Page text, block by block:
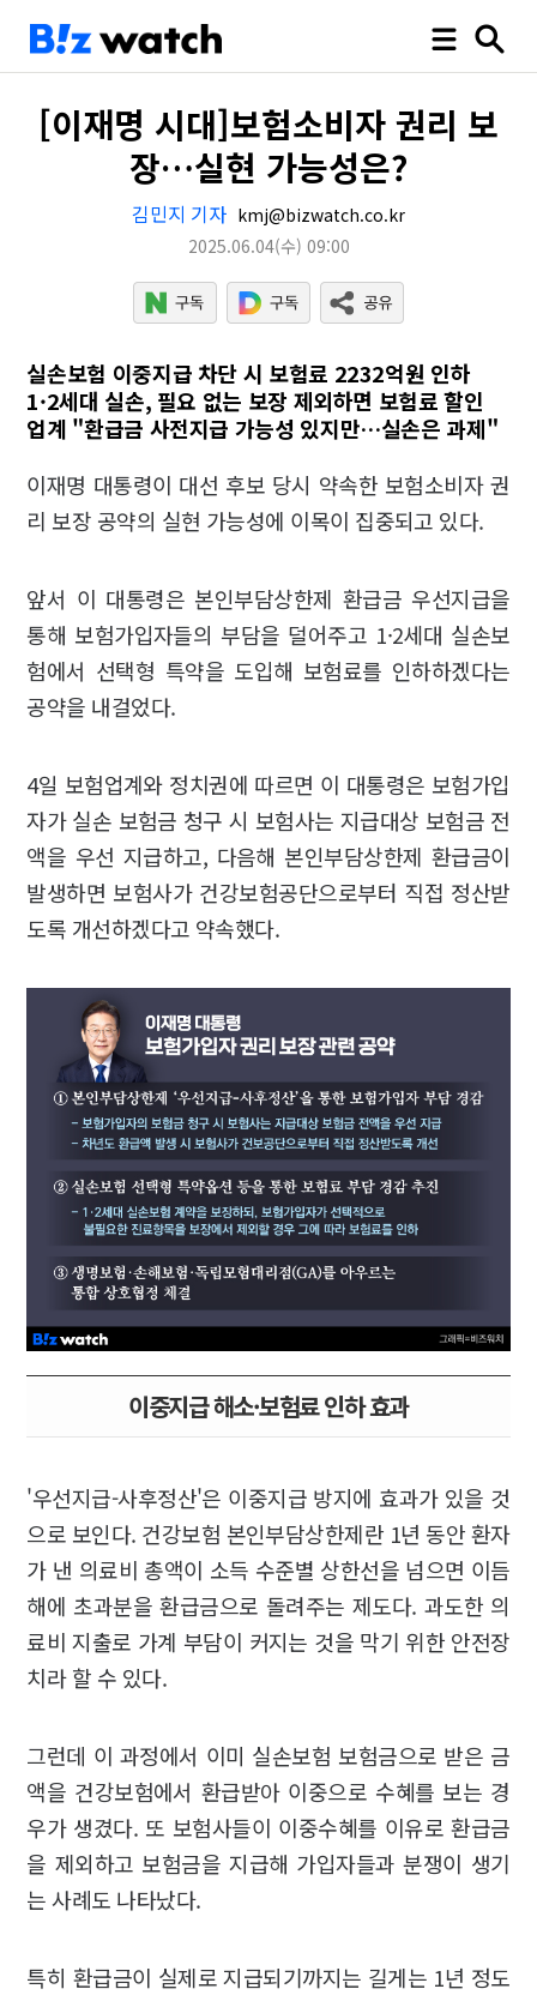
[이재명 시대]보험소비자 권리 보
장…실현 가능성은?
김민지 기자 kmj@bizwatch.co.kr
2025.06.04(수) 09:00
실손보험 이중지급 차단 시 보험료 2232억원 인하
1·2세대 실손, 필요 없는 보장 제외하면 보험료 할인
업계 "환급금 사전지급 가능성 있지만…실손은 과제"
이재명 대통령이 대선 후보 당시 약속한 보험소비자 권
리 보장 공약의 실현 가능성에 이목이 집중되고 있다.
앞서 이 대통령은 본인부담상한제 환급금 우선지급을
통해 보험가입자들의 부담을 덜어주고 1·2세대 실손보
험에서 선택형 특약을 도입해 보험료를 인하하겠다는
공약을 내걸었다.
4일 보험업계와 정치권에 따르면 이 대통령은 보험가입
자가 실손 보험금 청구 시 보험사는 지급대상 보험금 전
액을 우선 지급하고, 다음해 본인부담상한제 환급금이
발생하면 보험사가 건강보험공단으로부터 직접 정산받
도록 개선하겠다고 약속했다.
이중지급 해소·보험료 인하 효과
'우선지급-사후정산'은 이중지급 방지에 효과가 있을 것
으로 보인다. 건강보험 본인부담상한제란 1년 동안 환자
가 낸 의료비 총액이 소득 수준별 상한선을 넘으면 이듬
해에 초과분을 환급금으로 돌려주는 제도다. 과도한 의
료비 지출로 가계 부담이 커지는 것을 막기 위한 안전장
치라 할 수 있다.
그런데 이 과정에서 이미 실손보험 보험금으로 받은 금
액을 건강보험에서 환급받아 이중으로 수혜를 보는 경
우가 생겼다. 또 보험사들이 이중수혜를 이유로 환급금
을 제외하고 보험금을 지급해 가입자들과 분쟁이 생기
는 사례도 나타났다.
특히 환급금이 실제로 지급되기까지는 길게는 1년 정도